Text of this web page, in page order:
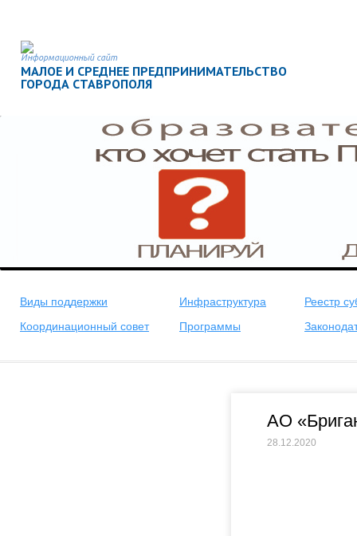
Информационный сайт
МАЛОЕ И СРЕДНЕЕ ПРЕДПРИНИМАТЕЛЬСТВО
ГОРОДА СТАВРОПОЛЯ
Виды поддержки Инфраструктура
Реестр
Координационный совет
Программы
АО
28.12.2020